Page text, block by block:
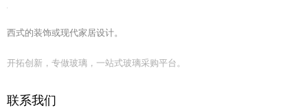
西式的装饰或现代家居设计。
开拓创新，专做玻璃，一站式玻璃采购平台。
联系我们